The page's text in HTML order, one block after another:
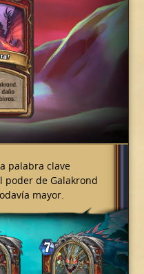
palabra clave
poder de Galakrond
mayor.